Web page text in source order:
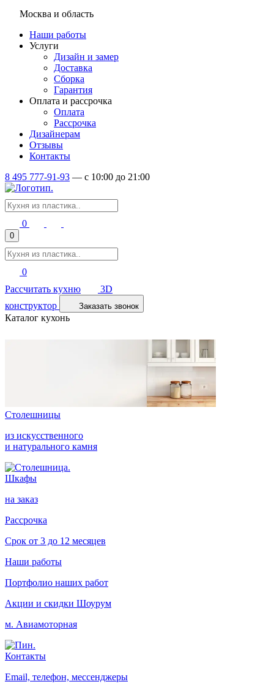
Москва и область
Наши работы
Услуги
Дизайн и замер
Доставка
Сборка
Гарантия
Оплата и рассрочка
Оплата
Рассрочка
Дизайнерам
Отзывы
Контакты
8 495 777-91-93 — c 10:00 до 21:00
0
0
0
Рассчитать кухню
3D
конструктор
Заказать звонок
Каталог кухонь
Столешницы
из искусственного
и натурального камня
Шкафы
на заказ
Рассрочка
Срок от 3 до 12 месяцев
Наши работы
Портфолио наших работ
Акции и скидки Шоурум
м. Авиамоторная
Контакты
Email, телефон, мессенджеры